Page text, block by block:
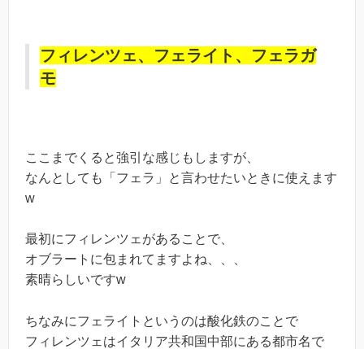
フィレンツェ、フェライト、フェラガ
モ
ここまでくると強引な感じもしますが、
なんとしても「フェラ」と言わせたいときに使えます
w
最初にフィレンツェがあることで、
オブラートに包まれてますよね、、、
素晴らしいですw
ちなみにフェライトというのは酸化鉄のことで
フィレンツェはイタリア共和国中部にある都市名で